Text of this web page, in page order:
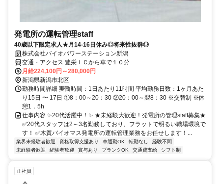
発電所の運転管理staff
40歳以下限定求人★月14-16日休み◎将来性抜群◎
株式会社バイオパワーステーション新潟
交通・アクセス 豊栄ＩＣから車で１０分
月給224,100円～280,000円
新潟県新潟市北区
勤務時間詳細 実働時間：1日あたり11時間 平均勤務日数：1ヶ月あた
り15日 〜 17日 ①8：00～20：30 ②20：00～翌8：30 ※交替制 ※休
憩1．5h
仕事内容 ✨20代活躍中！✨ ★未経験大歓迎！発電所の管理staff募集★
✅20代スタッフは2～3名勤務しており、フラットで明るい職場環境で
す！ ✅木質バイオマス発電所の運転管理業務をお任せします！...
業界未経験者歓迎 資格取得支援あり 車通勤OK 転勤なし
経験不問
未経験者歓迎
経験者歓迎 賞与あり ブランクOK 交通費支給 シフト制
正社員